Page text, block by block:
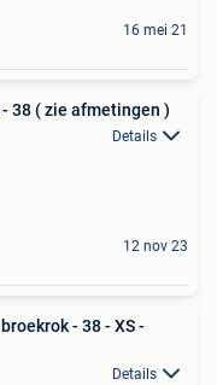
16 mei 21
38 ( zie afmetingen )
Details
12 nov 23
- 38 - XS -
Details